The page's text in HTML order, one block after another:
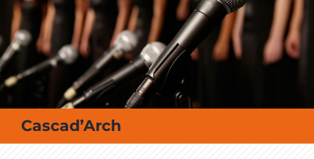
MES SORTIES / MES LOISIRS
Cascad’Arch